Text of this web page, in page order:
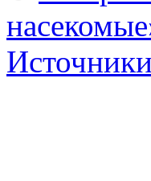
Источники